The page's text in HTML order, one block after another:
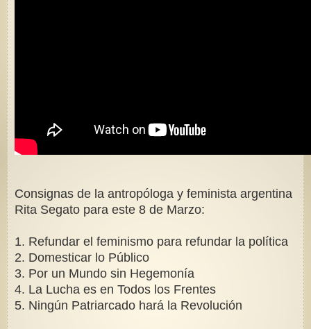
Consignas de la antropóloga y feminista argentina
Rita Segato para este 8 de Marzo:
1. Refundar el feminismo para refundar la política
2. Domesticar lo Público
3. Por un Mundo sin Hegemonía
4. La Lucha es en Todos los Frentes
5. Ningún Patriarcado hará la Revolución